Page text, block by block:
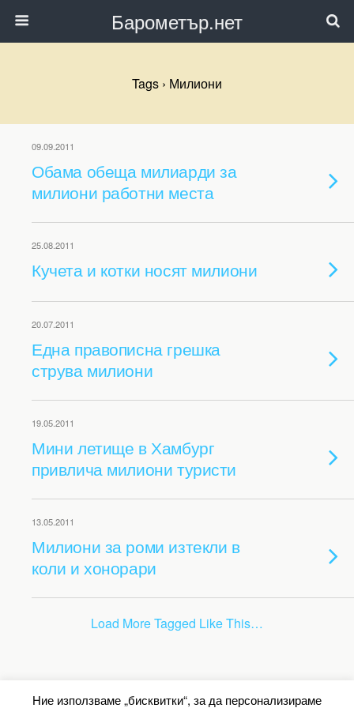
Барометър.нет
Tags › Милиони
09.09.2011
Обама обеща милиарди за
милиони работни места
25.08.2011
Кучета и котки носят милиони
20.07.2011
Една правописна грешка
струва милиони
19.05.2011
Мини летище в Хамбург
привлича милиони туристи
13.05.2011
Милиони за роми изтекли в
коли и хонорари
Load More Tagged Like This…
Back to top
Ние използваме „бисквитки“, за да персонализираме